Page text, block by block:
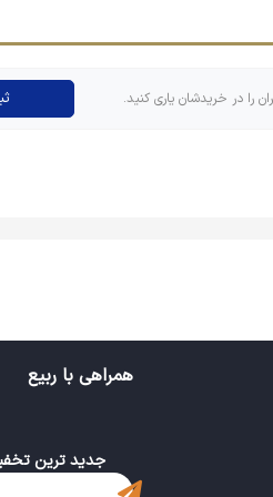
البته مثل پیکسل دایره‌ای محبوب
و مهم دارند، اما این محصول
را در خریدشان یاری کنید.
همراهی با ربیع
جدید ترین